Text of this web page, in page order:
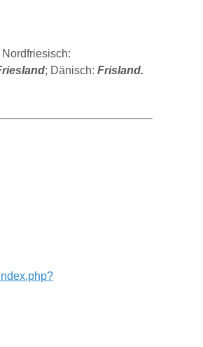
Nordfriesisch:
; Dänisch: Frisland.